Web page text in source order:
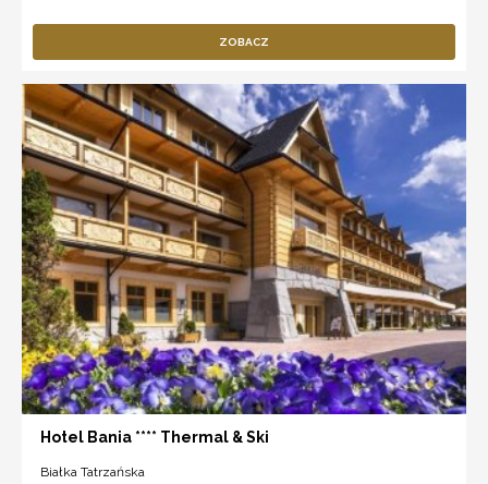
ZOBACZ
Hotel Bania **** Thermal & Ski
Białka Tatrzańska